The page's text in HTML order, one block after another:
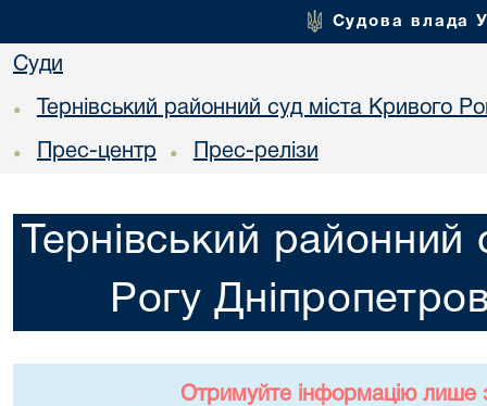
Судова влада
Суди
• Тернівський районний суд міста Кривого
• Прес-центр • Прес-релізи
Тернівський районний
Рогу
Отримуйте інформацію лише